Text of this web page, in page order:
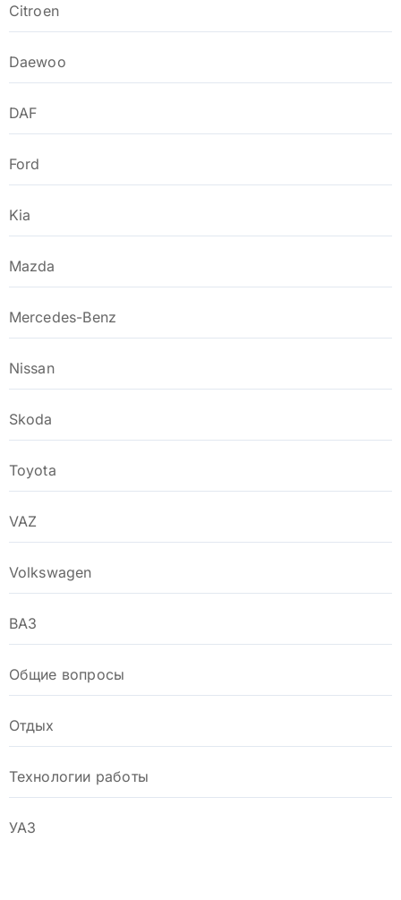
Citroen
Daewoo
DAF
Ford
Kia
Mazda
Mercedes-Benz
Nissan
Skoda
Toyota
VAZ
Volkswagen
ВАЗ
Общие вопросы
Отдых
Технологии работы
УАЗ